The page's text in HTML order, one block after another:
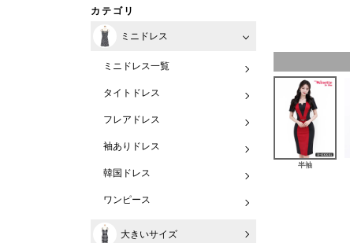
カテゴリ
ミニドレス
ミニドレス一覧
タイトドレス
フレアドレス
袖ありドレス
韓国ドレス
ワンピース
大きいサイズ
半袖